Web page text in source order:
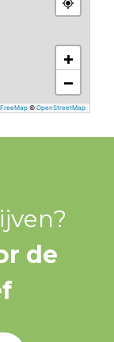
+
−
© OpenStreetMap
de